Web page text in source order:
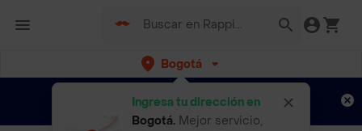
Bogotá
Ingresa tu dirección en
Bogotá. Mejor servicio,
envíos gratis por semanas Aplican TyC